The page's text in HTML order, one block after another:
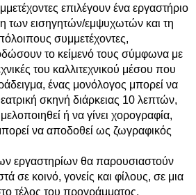
επιλέγουν ένα εργαστήριο
των εισηγητών/εμψυχωτών και τη
συμμετέχοντες,
το κείμενό τους σύμφωνα με
του καλλιτεχνικού μέσου που
ένας μονόλογος μπορεί να
σκηνή διάρκειας 10 λεπτών,
ή να γίνει χορογραφία,
να αποδοθεί ως ζωγραφικός
εργαστηρίων θα παρουσιαστούν
σε κοινό, γονείς και φίλους, σε μια
τέλος του προγράμματος.